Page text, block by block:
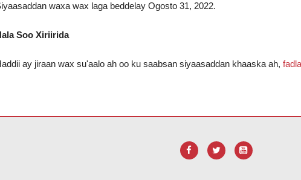
waxa wax laga beddelay Ogosto 31, 2022.
Soo Xiriirida
ay jiraan wax su'aalo ah oo ku saabsan siyaasaddan khaaska ah,